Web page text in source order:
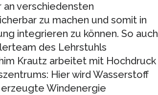
verschiedensten
zu machen und somit in
integrieren zu können. So auch
des Lehrstuhls
Krautz arbeitet mit Hochdruck
Hier wird Wasserstoff
Windenergie